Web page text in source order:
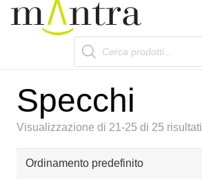
Products
search
Specchi
Visualizzazione di 21-25 di 25 risultati